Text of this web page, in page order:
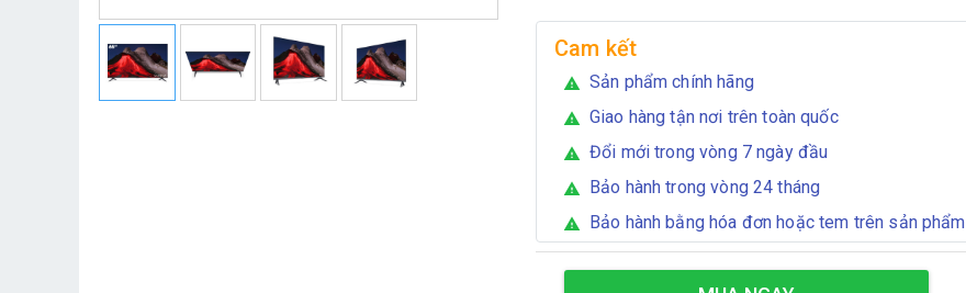
Cam kết
warning Sản phẩm chính hãng
warning Giao hàng tận nơi trên toàn quốc
warning Đổi mới trong vòng 7 ngày đầu
warning Bảo hành trong vòng 24 tháng
warning Bảo hành bằng hóa đơn hoặc tem trên sản phẩm